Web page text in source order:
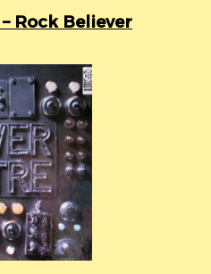
– Rock Believer